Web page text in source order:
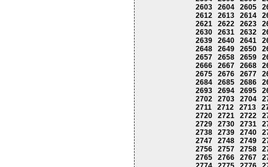
2603
2604 2605
2612
2613 2614
2621
2622 2623
2630
2631 2632
2639
2640 2641
2648
2649 2650
2657
2658 2659
2666
2667 2668
2675
2676 2677
2684
2685 2686
2693
2694 2695
2702
2703 2704
2711
2712 2713
2720
2721 2722
2729
2730 2731
2738
2739 2740
2747
2748 2749
2756
2757 2758
2765
2766 2767